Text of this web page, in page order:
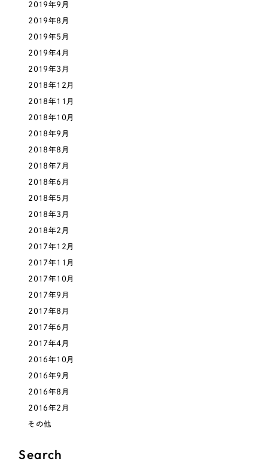
2019年9月
2019年8月
2019年5月
2019年4月
2019年3月
2018年12月
2018年11月
2018年10月
2018年9月
2018年8月
2018年7月
2018年6月
2018年5月
2018年3月
2018年2月
2017年12月
2017年11月
2017年10月
2017年9月
2017年8月
2017年6月
2017年4月
2016年10月
2016年9月
2016年8月
2016年2月
その他
Search